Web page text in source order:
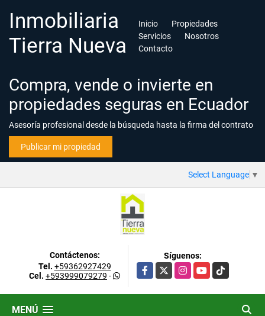
Inmobiliaria
Tierra Nueva
Inicio
Propiedades
Servicios
Nosotros
Contacto
Compra, vende o invierte en
propiedades seguras en Ecuador
Asesoría profesional desde la búsqueda hasta la firma del contrato
Publicar mi propiedad
Select Language ▼
Contáctenos:
Tel. +59362927429
Cel. +593999079279 -
Síguenos:
Facebook
X InstagramYouTubeTikTok
MENÚ